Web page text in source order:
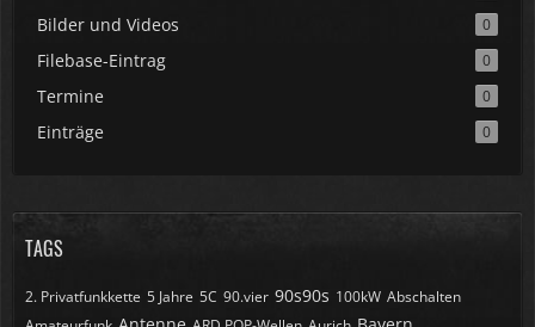
Bilder und Videos 0
Filebase-Eintrag 0
Termine 0
Einträge 0
TAGS
2. Privatfunkkette 5 Jahre 5C 90.vier 90s90s 100kW Abschalten